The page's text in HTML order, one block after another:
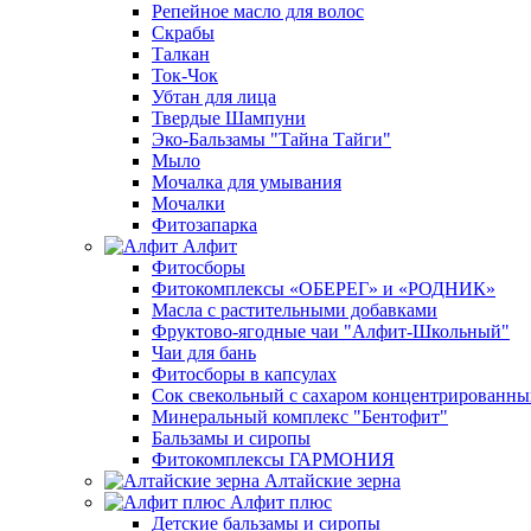
Репейное масло для волос
Скрабы
Талкан
Ток-Чок
Убтан для лица
Твердые Шампуни
Эко-Бальзамы "Тайна Тайги"
Мыло
Мочалка для умывания
Мочалки
Фитозапарка
Алфит
Фитосборы
Фитокомплексы «ОБЕРЕГ» и «РОДНИК»
Масла с растительными добавками
Фруктово-ягодные чаи "Алфит-Школьный"
Чаи для бань
Фитосборы в капсулах
Сок свекольный с сахаром
Минеральный комплекс "Бентофит"
Бальзамы и сиропы
Фитокомплексы ГАРМОНИЯ
Алтайские зерна
Алфит плюс
Детские бальзамы и сиропы